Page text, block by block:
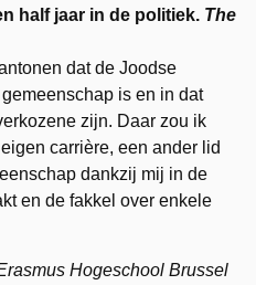
half jaar in de politiek. The
dat de Joodse
is en in dat
zijn. Daar zou ik
carrière, een ander lid
dankzij mij in de
en de fakkel over enkele
Hogeschool Brussel